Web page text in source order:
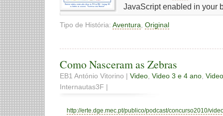
JavaScript enabled in your
Tipo de História: Aventura Original
Como Nasceram as Zebras
EB1 António Vitorino | Video Video 3 e 4 ano
Internautas3F |
http://erte.dge.mec.pt/publico/podcast/concurso2010/